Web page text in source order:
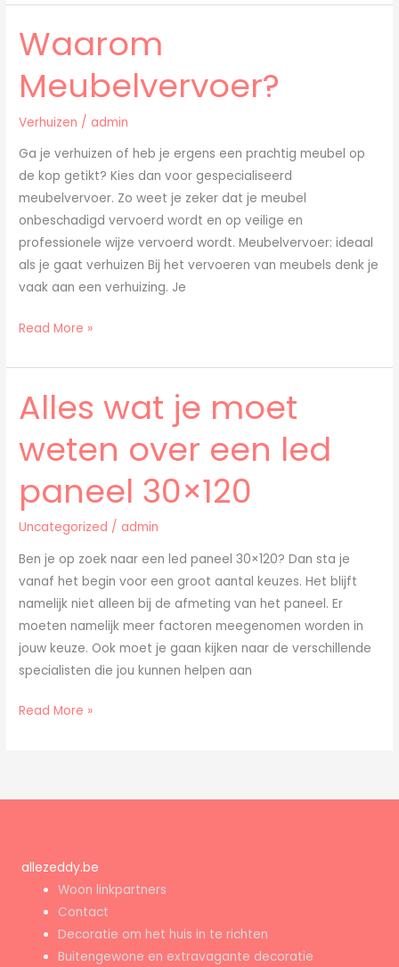
Waarom
Meubelvervoer?
Verhuizen / admin
Ga je verhuizen of heb je ergens een prachtig meubel op
de kop getikt? Kies dan voor gespecialiseerd
meubelvervoer. Zo weet je zeker dat je meubel
onbeschadigd vervoerd wordt en op veilige en
professionele wijze vervoerd wordt. Meubelvervoer: ideaal
als je gaat verhuizen Bij het vervoeren van meubels denk je
vaak aan een verhuizing. Je
Waarom
Meubelvervoer?
Read More »
Alles wat je moet
weten over een led
paneel 30×120
Uncategorized / admin
Ben je op zoek naar een led paneel 30×120? Dan sta je
vanaf het begin voor een groot aantal keuzes. Het blijft
namelijk niet alleen bij de afmeting van het paneel. Er
moeten namelijk meer factoren meegenomen worden in
jouw keuze. Ook moet je gaan kijken naar de verschillende
specialisten die jou kunnen helpen aan
Alles
wat
je
moet
weten
over
een
led
paneel
30×120
Read More »
allezeddy.be
Woon linkpartners
Contact
Decoratie om het huis in te richten
Buitengewone en extravagante decoratie